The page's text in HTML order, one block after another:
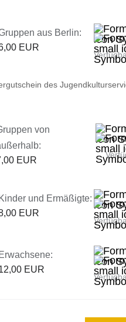
aus Berlin:
EUR
des
von
EUR
Kinder und Ermäßigte:
EUR
Erwachsene:
EUR